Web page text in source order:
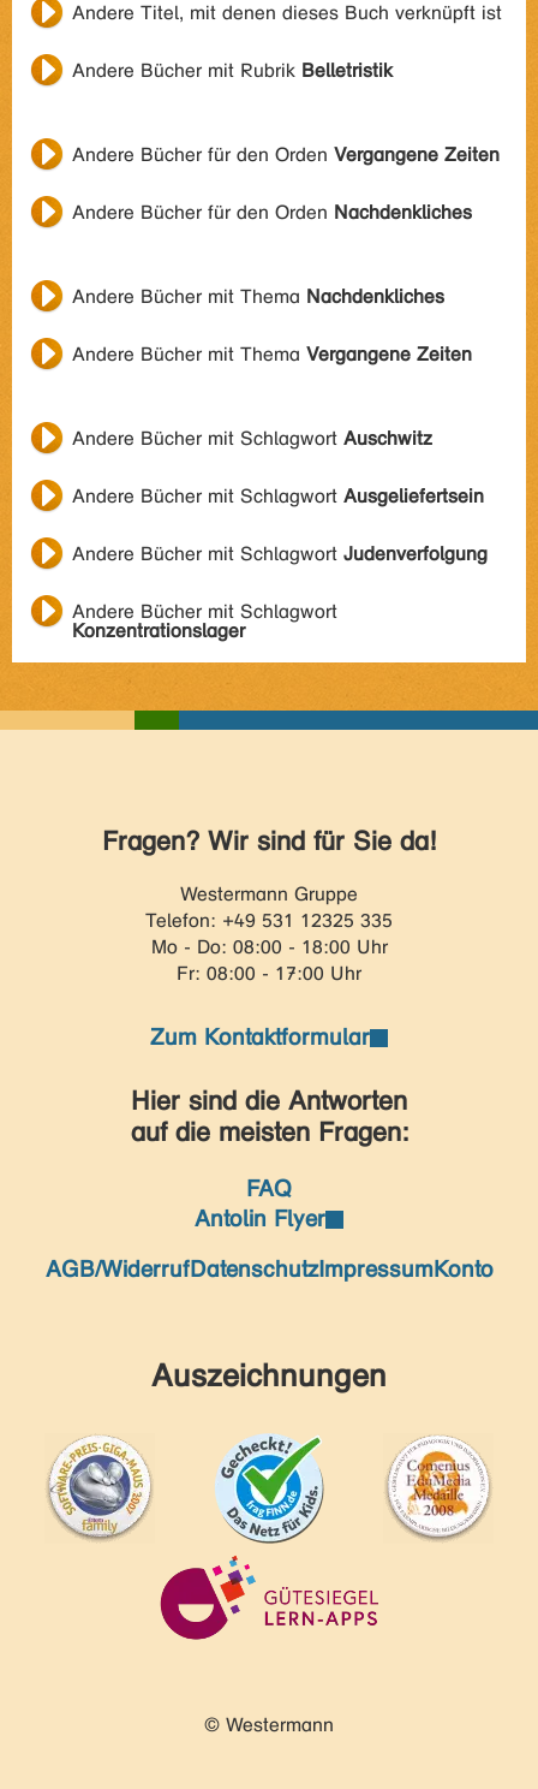
Andere Titel, mit denen dieses Buch verknüpft ist
Andere Bücher mit Rubrik Belletristik
Andere Bücher für den Orden Vergangene Zeiten
Andere Bücher für den Orden Nachdenkliches
Andere Bücher mit Thema Nachdenkliches
Andere Bücher mit Thema Vergangene Zeiten
Andere Bücher mit Schlagwort Auschwitz
Andere Bücher mit Schlagwort Ausgeliefertsein
Andere Bücher mit Schlagwort Judenverfolgung
Andere Bücher mit Schlagwort
Konzentrationslager